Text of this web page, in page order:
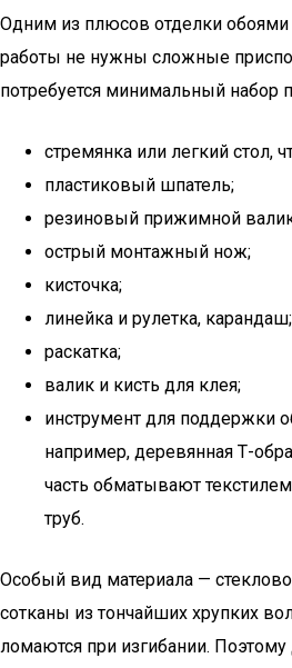
Одним из плюсов отделки обоями
работы не нужны сложные
потребуется минимальный набор
стремянка или легкий стол,
пластиковый шпатель;
резиновый прижимной
острый монтажный нож;
кисточка;
линейка и рулетка, карандаш;
раскатка;
валик и кисть для клея;
инструмент для поддержки
например, деревянная Т-
часть обматывают
труб.
Особый вид материала —
сотканы из тончайших хрупких
ломаются при изгибании.